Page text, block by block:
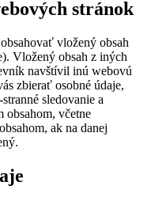
stránok
vložený obsah
Vložený obsah z iných
navštívil inú webovú
zbierať osobné údaje,
sledovanie a
obsahom, včetne
ak na danej